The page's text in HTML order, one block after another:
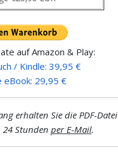
auf Amazon & Play:
/ Kindle: 39,95 €
eBook: 29,95 €
erhalten Sie die PDF-Datei
Stunden per E-Mail.